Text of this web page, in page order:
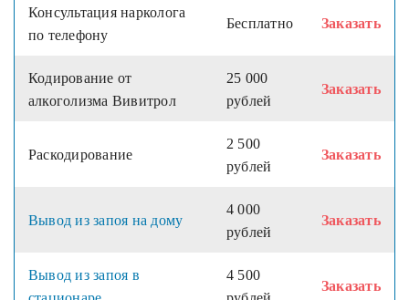
Консультация нарколога
по телефону
Бесплатно Заказать
Кодирование от
алкоголизма Вивитрол
25 000
рублей
Заказать
Раскодирование
2 500
рублей
Заказать
Вывод из запоя на дому
4 000
рублей
Заказать
Вывод из запоя в
4 500
Заказать